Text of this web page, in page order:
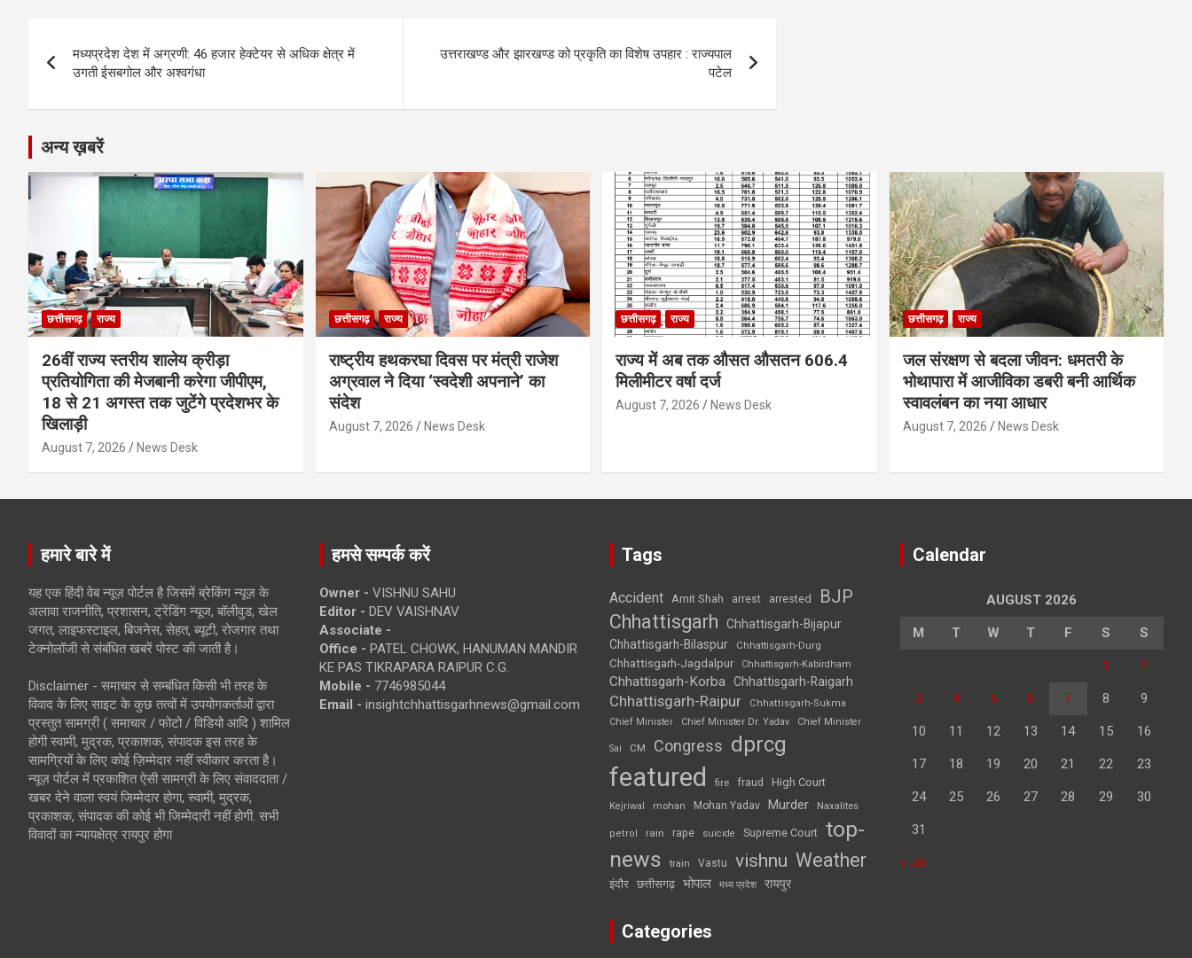
o
k
er p
p
m
k
navigation
मध्यप्रदेश देश में अग्रणी: 46 हजार हेक्टेयर से अधिक क्षेत्र में
उगती ईसबगोल और अश्वगंधा
उत्तराखण्ड और झारखण्ड को प्रकृति का विशेष उपहार : राज्यपाल
पटेल
अन्य ख़बरें
छत्तीसगढ़ राज्य
26वीं राज्य स्तरीय शालेय क्रीड़ा
प्रतियोगिता की मेजबानी करेगा जीपीएम,
18 से 21 अगस्त तक जुटेंगे प्रदेशभर के
खिलाड़ी
August 7, 2026 News Desk
छत्तीसगढ़ राज्य
राष्ट्रीय हथकरघा दिवस पर मंत्री राजेश
अग्रवाल ने दिया ‘स्वदेशी अपनाने’ का
संदेश
August 7, 2026 News Desk
छत्तीसगढ़ राज्य
राज्य में अब तक औसत औसतन 606.4
मिलीमीटर वर्षा दर्ज
August 7, 2026 News Desk
छत्तीसगढ़ राज्य
जल संरक्षण से बदला जीवन: धमतरी के
भोथापारा में आजीविका डबरी बनी आर्थिक
स्वावलंबन का नया आधार
August 7, 2026 News Desk
हमारे बारे में
यह एक हिंदी वेब न्यूज़ पोर्टल है जिसमें ब्रेकिंग न्यूज़ के
अलावा राजनीति, प्रशासन, ट्रेंडिंग न्यूज, बॉलीवुड, खेल
जगत, लाइफस्टाइल, बिजनेस, सेहत, ब्यूटी, रोजगार तथा
टेक्नोलॉजी से संबंधित खबरें पोस्ट की जाती है।
Disclaimer - समाचार से सम्बंधित किसी भी तरह के
विवाद के लिए साइट के कुछ तत्वों में उपयोगकर्ताओं द्वारा
प्रस्तुत सामग्री ( समाचार / फोटो / विडियो आदि ) शामिल
होगी स्वामी, मुद्रक, प्रकाशक, संपादक इस तरह के
सामग्रियों के लिए कोई ज़िम्मेदार नहीं स्वीकार करता है।
न्यूज़ पोर्टल में प्रकाशित ऐसी सामग्री के लिए संवाददाता /
खबर देने वाला स्वयं जिम्मेदार होगा, स्वामी, मुद्रक,
प्रकाशक, संपादक की कोई भी जिम्मेदारी नहीं होगी. सभी
विवादों का न्यायक्षेत्र रायपुर होगा
हमसे सम्पर्क करें
Owner - VISHNU SAHU
Editor - DEV VAISHNAV
Associate -
Office - PATEL CHOWK, HANUMAN MANDIR
KE PAS TIKRAPARA RAIPUR C.G.
Mobile - 7746985044
Email - insightchhattisgarhnews@gmail.com
Tags
Accident Amit Shah arrest arrested BJP
Chhattisgarh
Chhattisgarh-Bijapur
Chhattisgarh-Bilaspur
Chhattisgarh-Durg
Chhattisgarh-Jagdalpur Chhattisgarh-Kabirdham
Chhattisgarh-Korba Chhattisgarh-Raigarh
Chhattisgarh-Raipur
Chhattisgarh-Sukma
Chief Minister
Chief Minister Dr. Yadav Chief Minister
Sai CM Congress dprcg
featured fire fraud High Court
Kejriwal mohan Mohan Yadav Murder Naxalites
petrol rain rape suicide Supreme Court top-
news
train Vastu vishnu Weather
इंदौर छत्तीसगढ़ भोपाल मध्य प्रदेश रायपुर
Categories
Calendar
AUGUST 2026
M T W T F S S
1 2
3 4 5 6 7 8 9
10 11 12 13 14 15 16
17 18 19 20 21 22 23
24 25 26 27 28 29 30
31
« Jul